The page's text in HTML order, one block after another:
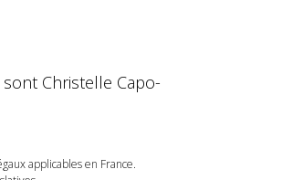
Christelle Capo-
applicables en France.